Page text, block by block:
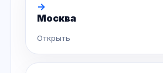
→
Москва
Открыть